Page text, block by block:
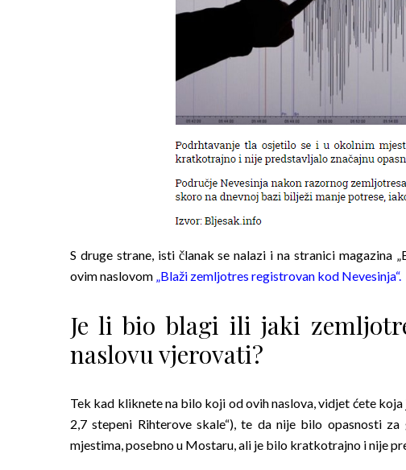
S druge strane, isti članak se nalazi i na stranici magazina
ovim naslovom „Blaži zemljotres registrovan kod Nevesinja“.
Je li bio blagi ili jaki
naslovu vjerovati?
Tek kad kliknete na bilo koji od ovih naslova, vidjet ćete
2,7 stepeni Rihterove skale“), te da nije bilo opasnosti
mjestima, posebno u Mostaru, ali je bilo kratkotrajno i nije